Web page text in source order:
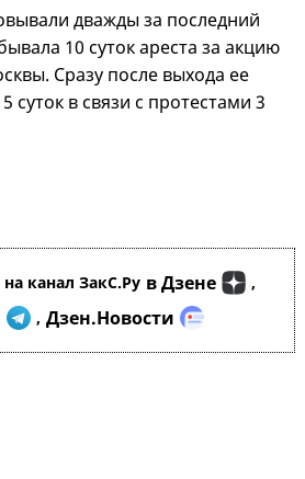
дважды за последний
10 суток ареста за акцию
Сразу после выхода ее
суток в связи с протестами 3
канал ЗакС.Ру в Дзене ,
, Дзен.Новости